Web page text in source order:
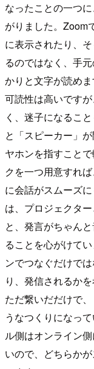
なったことの一つ
がりました。Zoom
に表示されたり、
るのではなく、手
かりと文字が読め
可読性は高いです
く、迷子になるこ
と「スピーカー」
ヤホンを指すこと
クを一つ用意すれ
に会話がスムーズ
は、プロジェクタ
と、発言がちゃん
ることを心がけて
ンでつなぐだけで
り、発信されるか
ただ繋いだだけで
うなつくりになっ
ル側はオンライン
いので、どちらか